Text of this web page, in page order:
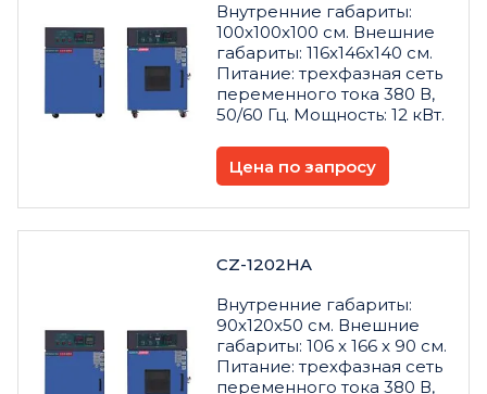
Внутренние габариты:
100x100x100 см. Внешние
габариты: 116x146x140 см.
Питание: трехфазная сеть
переменного тока 380 В,
50/60 Гц. Мощность: 12 кВт.
Цена по запросу
CZ-1202HA
Внутренние габариты:
90x120x50 см. Внешние
габариты: 106 x 166 x 90 см.
Питание: трехфазная сеть
переменного тока 380 В,